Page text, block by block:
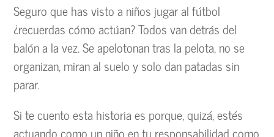
Seguro que has visto a niños jugar al fútbol
¿recuerdas cómo actúan? Todos van detrás del
balón a la vez. Se apelotonan tras la pelota, no se
organizan, miran al suelo y solo dan patadas sin
parar.
Si te cuento esta historia es porque, quizá, estés